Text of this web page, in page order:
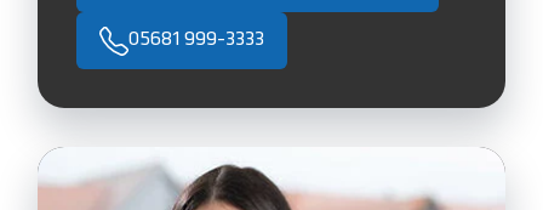
05681 999-3333